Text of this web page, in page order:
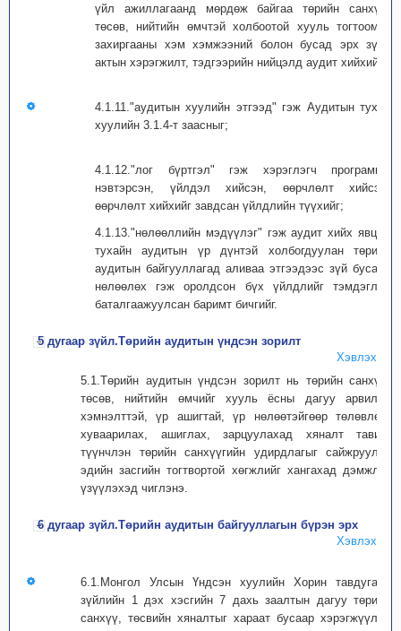
үйл ажиллагаанд мөрдөж байгаа төрийн санхүү,
төсөв, нийтийн өмчтэй холбоотой хууль тогтоомж,
захиргааны хэм хэмжээний болон бусад эрх зүйн
актын хэрэгжилт, тэдгээрийн нийцэлд аудит хийхийг;
4.1.11."аудитын хуулийн этгээд" гэж Аудитын тухай
хуулийн 3.1.4-т заасныг;
4.1.12."лог бүртгэл" гэж хэрэглэгч программд
нэвтэрсэн, үйлдэл хийсэн, өөрчлөлт хийсэн,
өөрчлөлт хийхийг завдсан үйлдлийн түүхийг;
4.1.13."нөлөөллийн мэдүүлэг" гэж аудит хийх явцад
тухайн аудитын үр дүнтэй холбогдуулан төрийн
аудитын байгууллагад аливаа этгээдээс зүй бусаар
нөлөөлөх гэж оролдсон бүх үйлдлийг тэмдэглэн
баталгаажуулсан баримт бичгийг.
5 дугаар зүйл.Төрийн аудитын үндсэн зорилт
Хэвлэх
5.1.Төрийн аудитын үндсэн зорилт нь төрийн санхүү,
төсөв, нийтийн өмчийг хууль ёсны дагуу арвилан
хэмнэлттэй, үр ашигтай, үр нөлөөтэйгөөр төлөвлөх,
хуваарилах, ашиглах, зарцуулахад хяналт тавих,
түүнчлэн төрийн санхүүгийн удирдлагыг сайжруулж,
эдийн засгийн тогтвортой хөгжлийг хангахад дэмжлэг
үзүүлэхэд чиглэнэ.
6 дугаар зүйл.Төрийн аудитын байгууллагын бүрэн эрх
Хэвлэх
6.1.Монгол Улсын Үндсэн хуулийн Хорин тавдугаар
зүйлийн 1 дэх хэсгийн 7 дахь заалтын дагуу төрийн
санхүү, төсвийн хяналтыг хараат бусаар хэрэгжүүлэх